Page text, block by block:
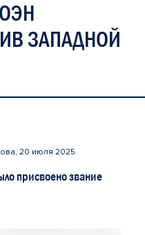
ЗАПАДНОЙ
20 июля 2025
присвоено звание